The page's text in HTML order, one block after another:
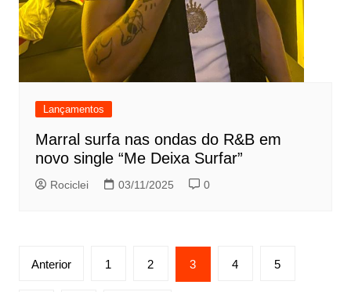
Lançamentos
Marral surfa nas ondas do R&B em
novo single “Me Deixa Surfar”
Rociclei 03/11/2025 0
Paginação
Anterior 1 2 3 4 5